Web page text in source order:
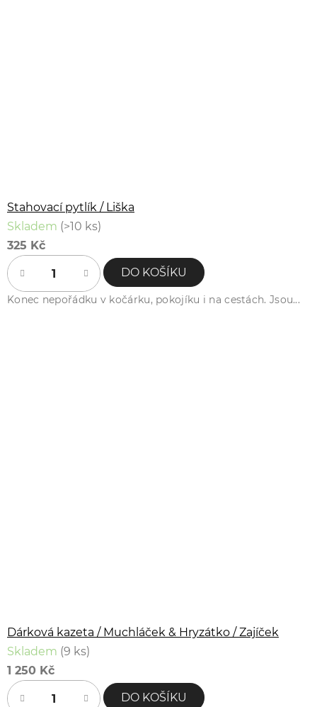
Stahovací pytlík / Liška
Skladem (>10 ks)
325 Kč
DO KOŠÍKU
Konec nepořádku v kočárku, pokojíku i na cestách. Jsou...
Dárková kazeta / Muchláček & Hryzátko / Zajíček
Skladem (9 ks)
1 250 Kč
DO KOŠÍKU